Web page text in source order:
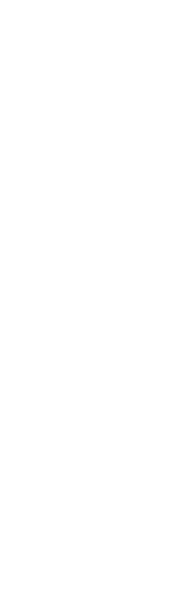
Más de
cita en
para